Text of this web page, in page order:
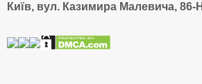
Київ, вул. Казимира Малевича, 86-Н